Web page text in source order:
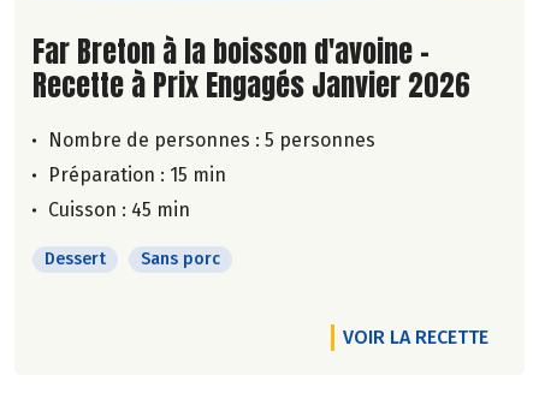
Lire la suite de la recette
Far Breton à la boisson d'avoine -
Recette à Prix Engagés Janvier 2026
Nombre de personnes : 5 personnes
Préparation : 15 min
Cuisson : 45 min
Dessert Sans porc
VOIR LA RECETTE